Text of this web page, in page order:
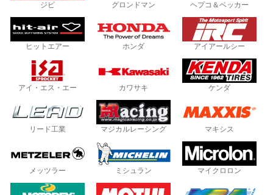
ジビ グロンドマン ヘプコ＆ベッカー
ヒットエアー ホンダ アイアールシー
アイ・エス・エー カワサキ ケンダ
リード工業 マジカルレーシング マキシス
メッツラー ミシュラン マイクロロン